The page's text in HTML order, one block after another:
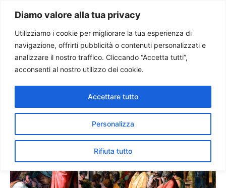
Diamo valore alla tua privacy
Utilizziamo i cookie per migliorare la tua esperienza di
navigazione, offrirti pubblicità o contenuti personalizzati e
analizzare il nostro traffico. Cliccando “Accetta tutti”,
acconsenti al nostro utilizzo dei cookie.
Personalizza
Rifiuta tutto
Accettare tutto
Paolo Ondarza
Il cardinale Rylko: no alla
fuga dei cristiani dalla
politica